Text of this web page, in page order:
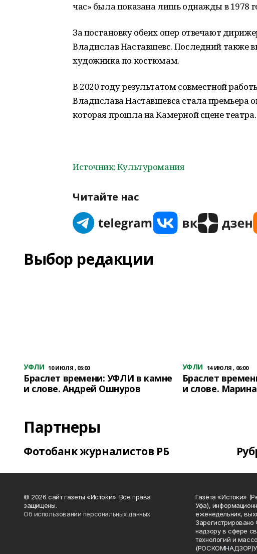
час» была показана лишь однажды в 1978
За постановку обеих опер отвечают
Владислав Наставшевс. Последний также
художника по костюмам.
В 2020 году результатом совместной
Владислава Наставшевса стала премьера
которая прошла на Камерной сцене театра.
Источник: Культуромания
Читайте нас
Выбор редакции
УФЛИ 10 ИЮЛЯ , 05:00
Браслет времени: УФЛИ в камне
и слове. Андрей Ошнуров
УФЛИ 14 ИЮЛЯ , 06:00
Браслет
и слове.
Партнеры
Фотобанк журналистов РБ
© 2026 сайт газеты «Истоки». Все права
защищены.
Об использовании персональных данных
Газета «Истоки»
Уфа),
еженедельник,
надзору в сфере
технологий и